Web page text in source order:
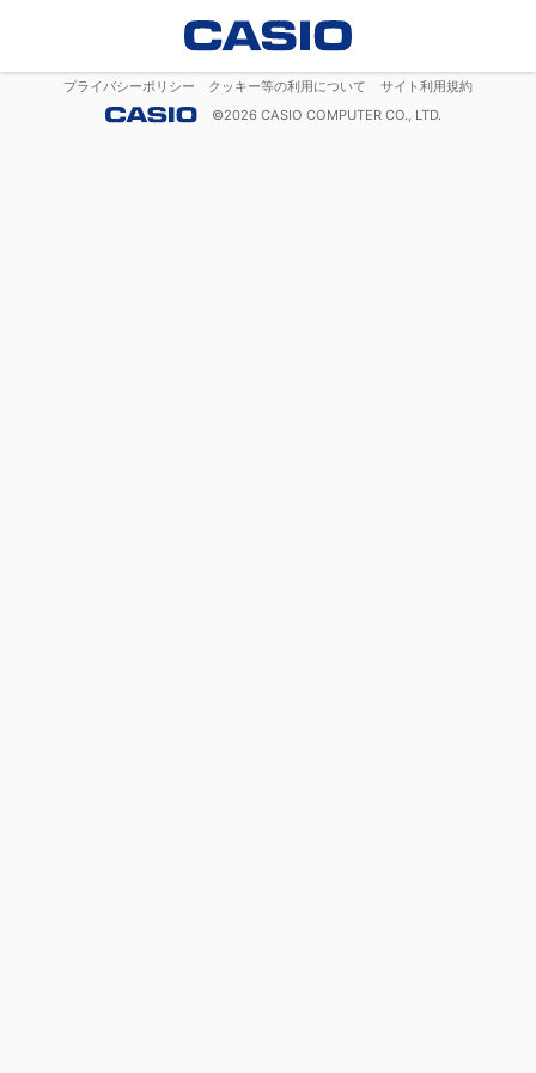
プライバシーポリシー クッキー等の利用について
サイト利用規約
©2026 CASIO COMPUTER CO., LTD.